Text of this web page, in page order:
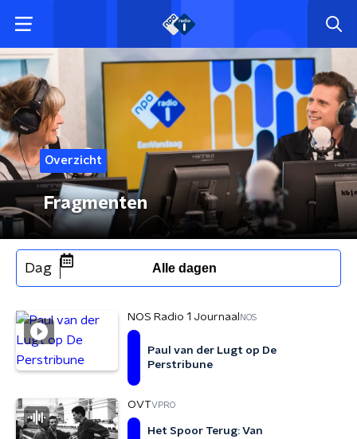
Overzicht
Fragmenten
Dag Alle dagen
NOS Radio 1 Journaal NOS
Paul van der Lugt op De
Perstribune
OVTVPRO
Het Spoor Terug: Van